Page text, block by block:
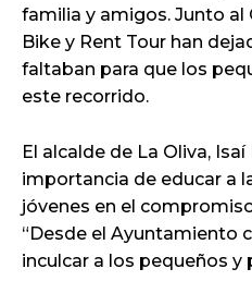
familia y amigos. Junto al
Bike y Rent Tour han
faltaban para que los
este recorrido.
El alcalde de La Oliva,
importancia de educar a
jóvenes en el
“Desde el Ayuntamiento
inculcar a los pequeños